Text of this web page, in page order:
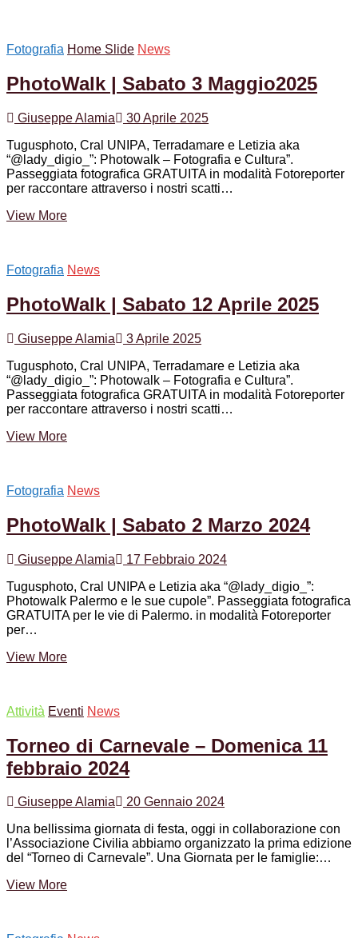
Fotografia Home Slide News
PhotoWalk | Sabato 3 Maggio2025
Giuseppe Alamia
30 Aprile 2025
Tugusphoto, Cral UNIPA, Terradamare e Letizia aka
“@lady_digio_”: Photowalk – Fotografia e Cultura”.
Passeggiata fotografica GRATUITA in modalità Fotoreporter
per raccontare attraverso i nostri scatti…
View MorePhotoWalk
Maggio2025
Fotografia News
PhotoWalk | Sabato 12 Aprile 2025
Giuseppe Alamia
3 Aprile 2025
Tugusphoto, Cral UNIPA, Terradamare e Letizia aka
“@lady_digio_”: Photowalk – Fotografia e Cultura”.
Passeggiata fotografica GRATUITA in modalità Fotoreporter
per raccontare attraverso i nostri scatti…
View MorePhotoWalk
Aprile
Fotografia News
PhotoWalk | Sabato 2 Marzo 2024
Giuseppe Alamia
17 Febbraio 2024
Tugusphoto, Cral UNIPA e Letizia aka “@lady_digio_”:
Photowalk Palermo e le sue cupole”. Passeggiata fotografica
GRATUITA per le vie di Palermo. in modalità Fotoreporter
per…
View MorePhotoWalk
Marzo
Attività Eventi News
Torneo di Carnevale – Domenica 11
febbraio 2024
Giuseppe Alamia
20 Gennaio 2024
Una bellissima giornata di festa, oggi in collaborazione con
l’Associazione Civilia abbiamo organizzato la prima edizione
del “Torneo di Carnevale”. Una Giornata per le famiglie:…
View MoreTorneo